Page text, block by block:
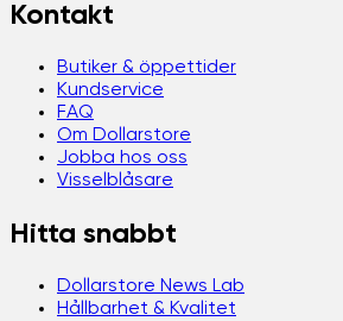
Kontakt
Butiker & öppettider
Kundservice
FAQ
Om Dollarstore
Jobba hos oss
Visselblåsare
Hitta snabbt
Dollarstore News Lab
Hållbarhet & Kvalitet